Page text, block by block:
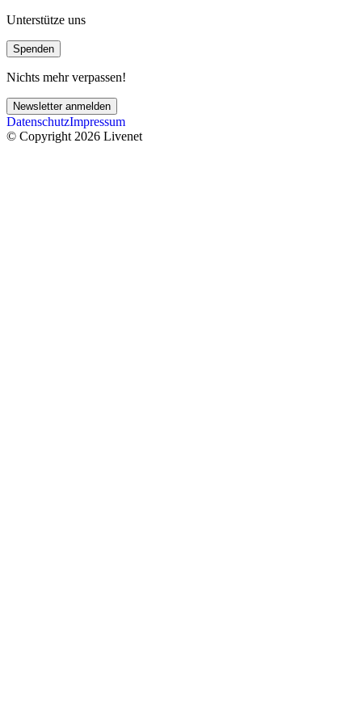
Unterstütze uns
Spenden
Nichts mehr verpassen!
Newsletter anmelden
DatenschutzImpressum
© Copyright 2026 Livenet